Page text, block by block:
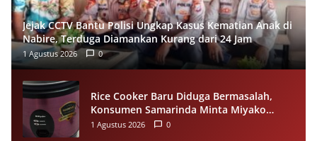
Jejak CCTV Bantu Polisi Ungkap Kasus Kematian Anak di
Nabire, Terduga Diamankan Kurang dari 24 Jam
1 Agustus 2026 0
Rice Cooker Baru Diduga Bermasalah,
Konsumen Samarinda Minta Miyako
Lakukan Evaluasi
1 Agustus 2026 0